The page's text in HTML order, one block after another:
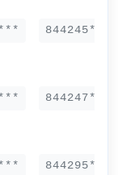
844245***
844247***
844295***